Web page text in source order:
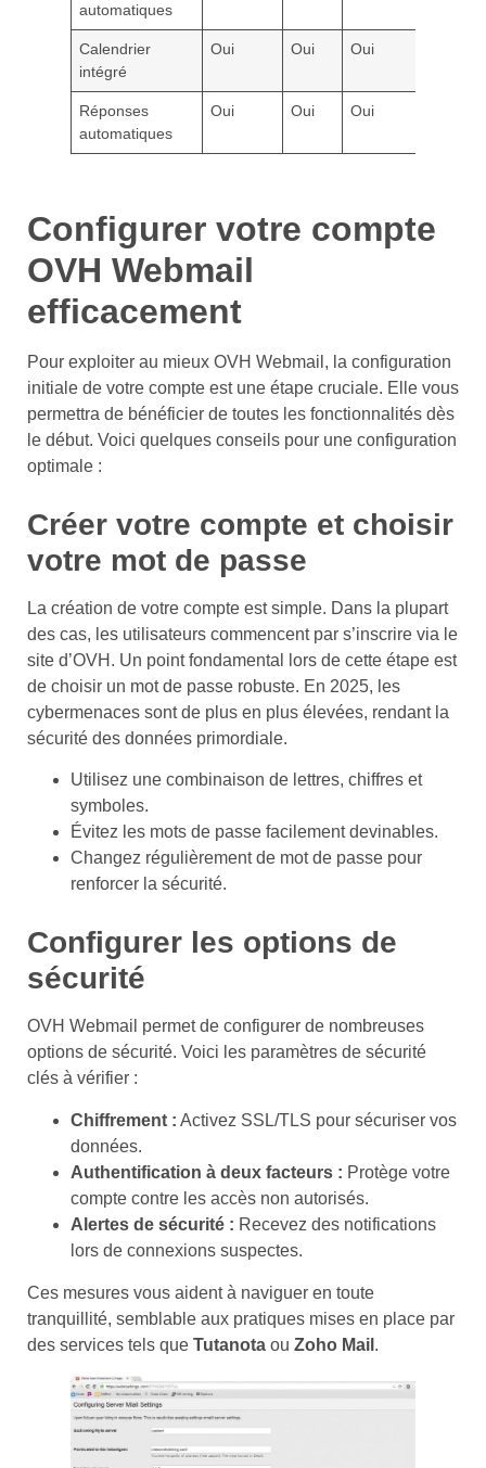
automatiques
Calendrier
intégré
Oui Oui Oui
Réponses
automatiques
Oui Oui Oui
Configurer votre compte
OVH Webmail
efficacement
Pour exploiter au mieux OVH Webmail, la configuration
initiale de votre compte est une étape cruciale. Elle vous
permettra de bénéficier de toutes les fonctionnalités dès
le début. Voici quelques conseils pour une configuration
optimale :
Créer votre compte et choisir
votre mot de passe
La création de votre compte est simple. Dans la plupart
des cas, les utilisateurs commencent par s’inscrire via le
site d’OVH. Un point fondamental lors de cette étape est
de choisir un mot de passe robuste. En 2025, les
cybermenaces sont de plus en plus élevées, rendant la
sécurité des données primordiale.
Utilisez une combinaison de lettres, chiffres et
symboles.
Évitez les mots de passe facilement devinables.
Changez régulièrement de mot de passe pour
renforcer la sécurité.
Configurer les options de
sécurité
OVH Webmail permet de configurer de nombreuses
options de sécurité. Voici les paramètres de sécurité
clés à vérifier :
Chiffrement : Activez SSL/TLS pour sécuriser vos
données.
Authentification à deux facteurs : Protège votre
compte contre les accès non autorisés.
Alertes de sécurité : Recevez des notifications
lors de connexions suspectes.
Ces mesures vous aident à naviguer en toute
tranquillité, semblable aux pratiques mises en place par
des services tels que Tutanota ou Zoho Mail .